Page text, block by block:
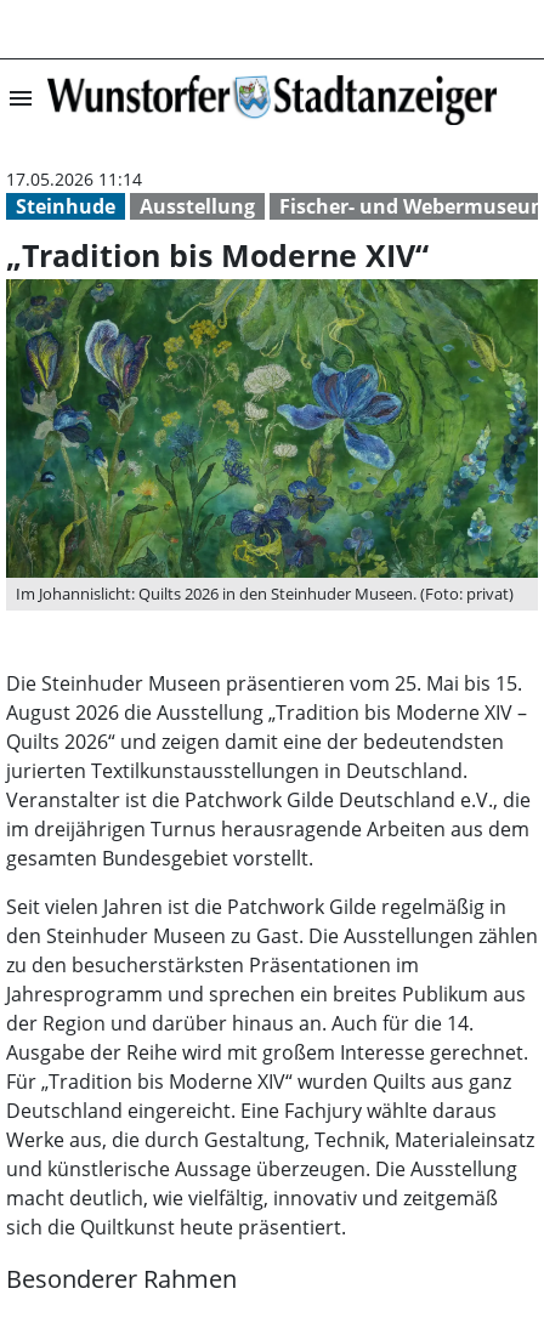
menu „Tradition bis
Steinhude Ausstellung Fischer- und
17.05.2026 11:14
„Tradition bis Moderne XIV“
Im Johannislicht: Quilts 2026 in den Steinhuder Museen. (Foto: privat)
Die Steinhuder Museen präsentieren vom 25. Mai bis 15.
August 2026 die Ausstellung „Tradition bis Moderne XIV –
Quilts 2026“ und zeigen damit eine der bedeutendsten
jurierten Textilkunstausstellungen in Deutschland.
Veranstalter ist die Patchwork Gilde Deutschland e.V., die
im dreijährigen Turnus herausragende Arbeiten aus dem
gesamten Bundesgebiet vorstellt.
Seit vielen Jahren ist die Patchwork Gilde regelmäßig in
den Steinhuder Museen zu Gast. Die Ausstellungen zählen
zu den besucherstärksten Präsentationen im
Jahresprogramm und sprechen ein breites Publikum aus
der Region und darüber hinaus an. Auch für die 14.
Ausgabe der Reihe wird mit großem Interesse gerechnet.
Für „Tradition bis Moderne XIV“ wurden Quilts aus ganz
Deutschland eingereicht. Eine Fachjury wählte daraus
Werke aus, die durch Gestaltung, Technik, Materialeinsatz
und künstlerische Aussage überzeugen. Die Ausstellung
macht deutlich, wie vielfältig, innovativ und zeitgemäß
sich die Quiltkunst heute präsentiert.
Besonderer Rahmen